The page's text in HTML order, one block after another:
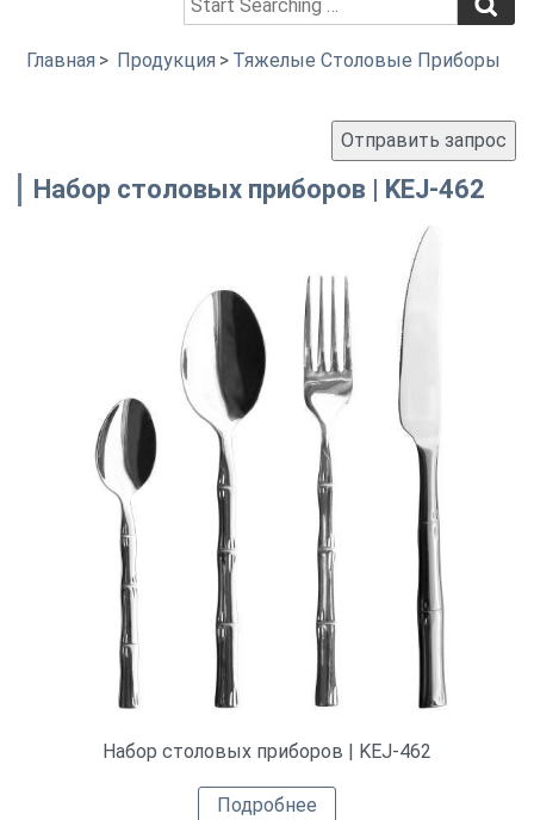
Главная > Продукция > Тяжелые Столовые Приборы
Набор столовых приборов | KEJ-462
Набор столовых приборов | KEJ-462
Подробнее